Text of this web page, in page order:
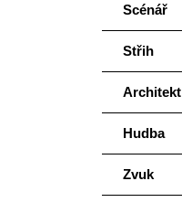
Scénář
Střih
Architekt
Hudba
Zvuk